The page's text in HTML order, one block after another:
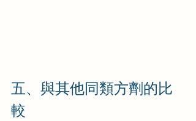
五、與其他同類方劑的比
較